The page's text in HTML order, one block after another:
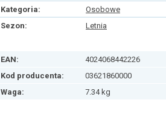
Kategoria:
Osobowe
Sezon:
Letnia
EAN:
4024068442226
Kod producenta:
03621860000
Waga:
7.34 kg